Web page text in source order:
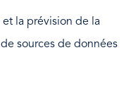
et la prévision de la
sources de données